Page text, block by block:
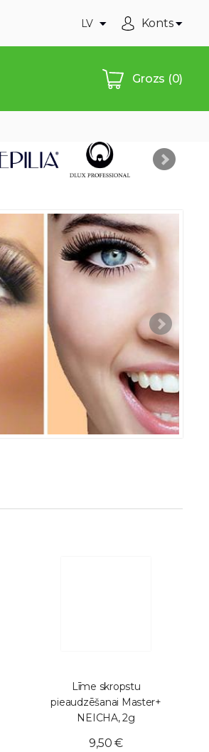
LV Konts
Grozs (0)
Līme skropstu
pieaudzēšanai Master+
NEICHA, 2g
9,50 €